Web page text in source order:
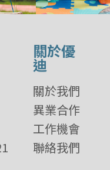
關於優
迪
關於我們
異業合作
工作機會
聯絡我們